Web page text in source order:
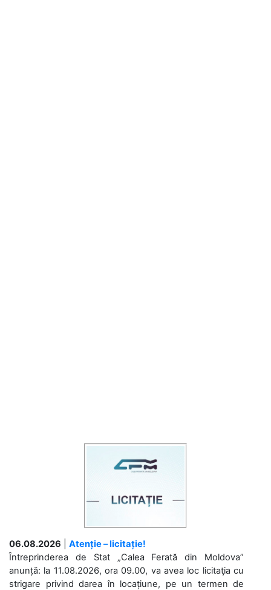
06.08.2026
Atenție – licitație!
Întreprinderea de Stat „Calea Ferată din Moldova”
anunță: la 11.08.2026, ora 09.00, va avea loc licitaţia cu
strigare privind darea în locațiune, pe un termen de